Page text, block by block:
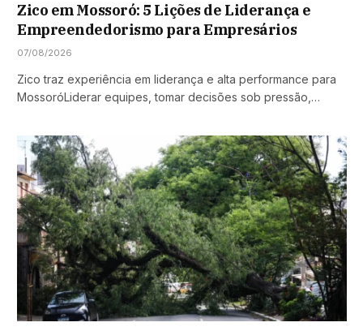
Zico em Mossoró: 5 Lições de Liderança e
Empreendedorismo para Empresários
07/08/2026
Zico traz experiência em liderança e alta performance para
MossoróLiderar equipes, tomar decisões sob pressão,…